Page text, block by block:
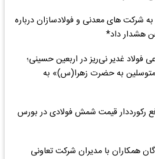
شرکت های معدنی و فولادسازان درباره
هشدار داد*
فولاد غدیر نی‌ریز در اربعین حسینی؛
به حضرت زهرا(س)» به
رکورددار قیمت شمش فولادی در بورس
همکاران با مدیران شرکت تعاونی